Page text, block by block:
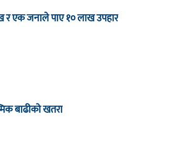
र एक जनाले पाए १० लाख उपहार
बाढीको खतरा